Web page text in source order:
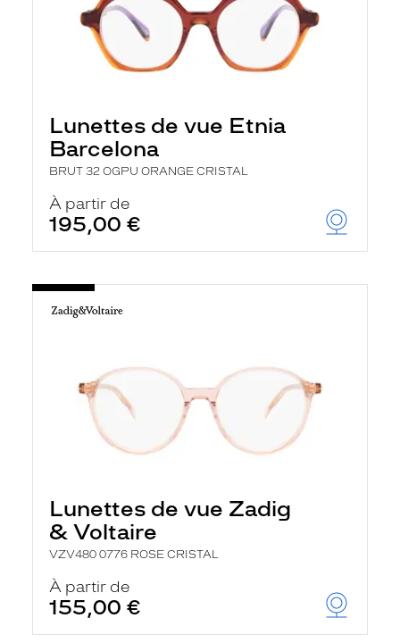
Lunettes de vue Etnia
Barcelona
BRUT 32 OGPU ORANGE CRISTAL
À partir de
195,00 €
Lunettes de vue Zadig
& Voltaire
VZV480 0776 ROSE CRISTAL
À partir de
155,00 €